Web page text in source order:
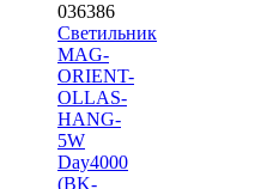
036386
Светильник
MAG-
ORIENT-
OLLAS-
HANG-
5W
Day4000
(BK-